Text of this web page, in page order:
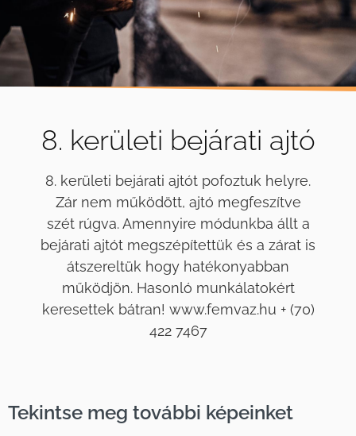
8. kerületi bejárati ajtó
8. kerületi bejárati ajtót pofoztuk helyre.
Zár nem működött, ajtó megfeszítve
szét rúgva. Amennyire módunkba állt a
bejárati ajtót megszépítettük és a zárat is
átszereltük hogy hatékonyabban
működjön. Hasonló munkálatokért
keresettek bátran! www.femvaz.hu + (70)
422 7467
Tekintse meg további képeinket